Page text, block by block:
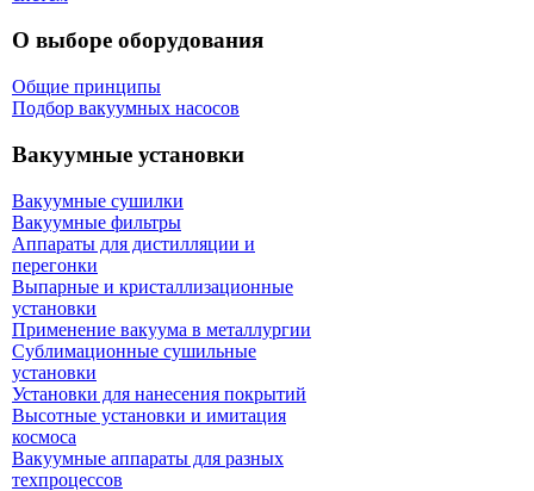
О выборе оборудования
Общие принципы
Подбор вакуумных насосов
Вакуумные установки
Вакуумные сушилки
Вакуумные фильтры
Аппараты для дистилляции и
перегонки
Выпарные и кристаллизационные
установки
Применение вакуума в металлургии
Сублимационные сушильные
установки
Установки для нанесения покрытий
Высотные установки и имитация
космоса
Вакуумные аппараты для разных
техпроцессов